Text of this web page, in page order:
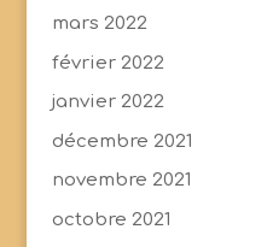
mars 2022
février 2022
janvier 2022
décembre 2021
novembre 2021
octobre 2021